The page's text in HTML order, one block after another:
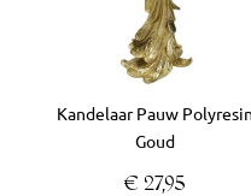
Kandelaar Pauw Polyresin
Goud
€ 27,95